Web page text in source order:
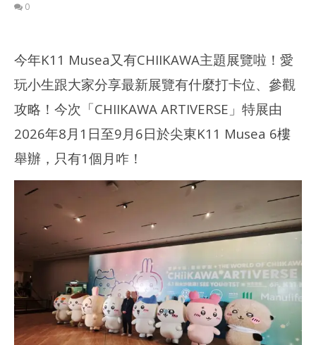
0
NOW VIEWING
多圖分享｜CHIIKAWA ARTIVERSE 特展2026 – 打卡位！旋轉木
馬！
2026
年 8
月 2
日
香
月 2
日
港
今年K11 Musea又有CHIIKAWA主題展覽啦！愛
玩小生跟大家分享最新展覽有什麼打卡位、參觀
攻略！今次「CHIIKAWA ARTIVERSE」特展由
2026年8月1日至9月6日於尖東K11 Musea 6樓
舉辦，只有1個月咋！